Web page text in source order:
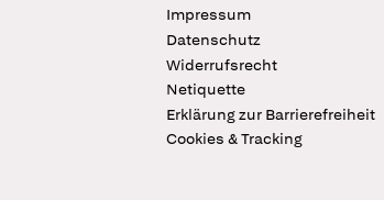
Impressum
Datenschutz
Widerrufsrecht
Netiquette
Erklärung zur Barrierefreiheit
Cookies & Tracking